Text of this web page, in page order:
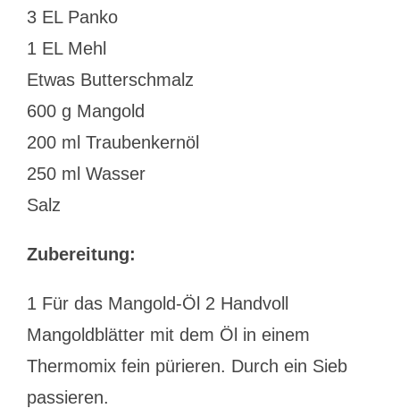
3 EL Panko
1 EL Mehl
Etwas Butterschmalz
600 g Mangold
200 ml Traubenkernöl
250 ml Wasser
Salz
Zubereitung:
1 Für das Mangold-Öl 2 Handvoll
Mangoldblätter mit dem Öl in einem
Thermomix fein pürieren. Durch ein Sieb
passieren.